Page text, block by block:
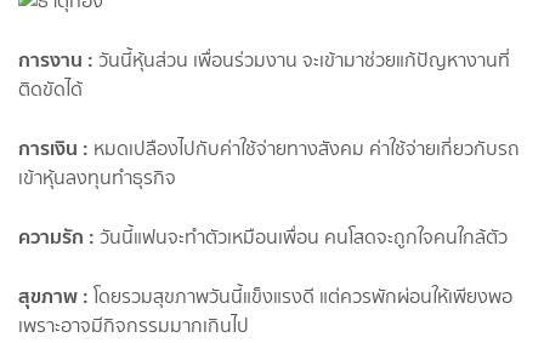
การงาน : วันนี้หุ้นส่วน เพื่อนร่วมงาน จะเข้ามาช่วยแก้ปัญหางานที่
ติดขัดได้
การเงิน : หมดเปลืองไปกับค่าใช้จ่ายทางสังคม ค่าใช้จ่ายเกี่ยวกับรถ
เข้าหุ้นลงทุนทำธุรกิจ
ความรัก : วันนี้แฟนจะทำตัวเหมือนเพื่อน คนโสดจะถูกใจคนใกล้ตัว
สุขภาพ: โดยรวมสุขภาพวันนี้แข็งแรงดี แต่ควรพักผ่อนให้เพียงพอ
เพราะอาจมีกิจกรรมมากเกินไป